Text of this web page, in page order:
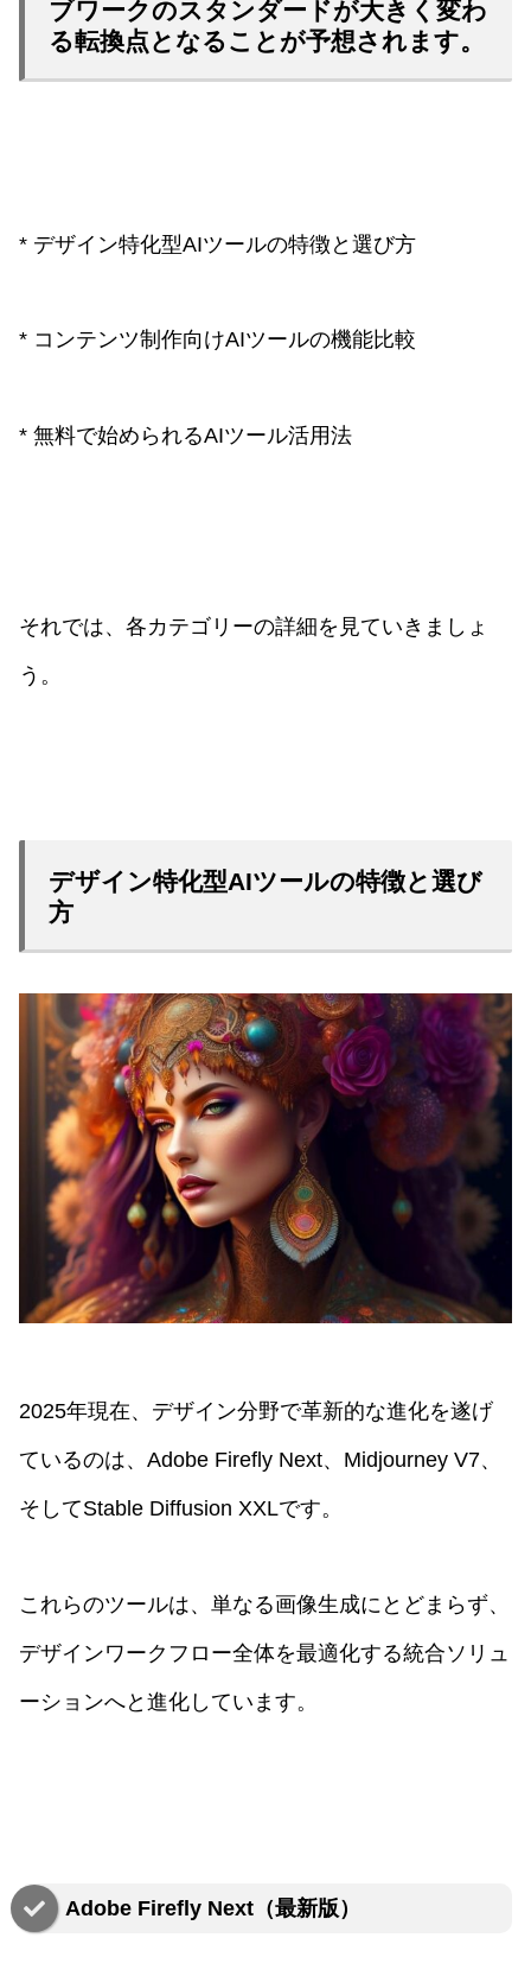
ブワークのスタンダードが大きく変わ
る転換点となることが予想されます。
* デザイン特化型AIツールの特徴と選び方
* コンテンツ制作向けAIツールの機能比較
* 無料で始められるAIツール活用法
それでは、各カテゴリーの詳細を見ていきましょ
う。
デザイン特化型AIツールの特徴と選び
方
2025年現在、デザイン分野で革新的な進化を遂げ
ているのは、Adobe Firefly Next、Midjourney V7、
そしてStable Diffusion XXLです。
これらのツールは、単なる画像生成にとどまらず、
デザインワークフロー全体を最適化する統合ソリュ
ーションへと進化しています。
Adobe Firefly Next（最新版）